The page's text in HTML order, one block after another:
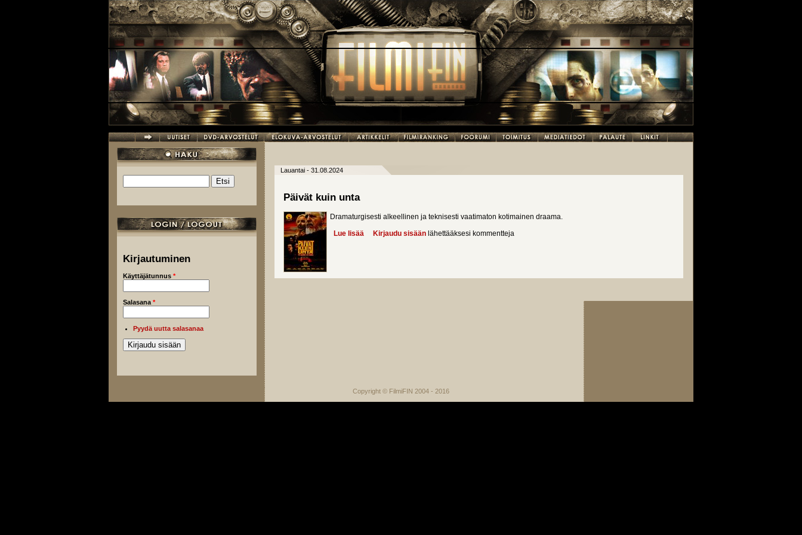
Hakulomake
Kirjautuminen
Käyttäjätunnus *
Salasana *
Pyydä uutta salasanaa
Lauantai - 31.08.2024
Päivät kuin unta
Dramaturgisesti alkeellinen ja teknisesti vaatimaton kotimainen draama.
Lue lisää about Päivät kuin unta
Kirjaudu sisään lähettääksesi kommentteja
Copyright © FilmiFIN 2004 - 2016